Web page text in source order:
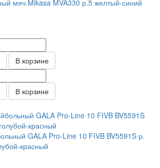
мяч Mikasa MVA330 р.5 желтый-синий
В корзине
В корзине
GALA Pro-Line 10 FIVB BV5591S р.
красный